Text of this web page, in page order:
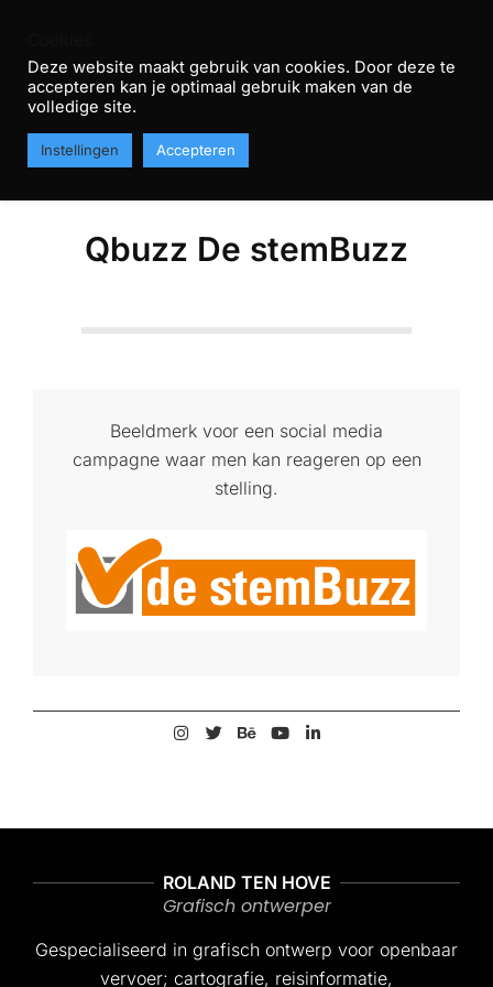
content
R
T
H
Navigation
MENU
Qbuzz De stemBuzz
Beeldmerk voor een social media
campagne waar men kan reageren op een
stelling.
ROLAND TEN HOVE
Grafisch ontwerper
Gespecialiseerd in grafisch ontwerp voor openbaar
vervoer; cartografie, reisinformatie,
Deze website maakt gebruik van cookies. Door deze te
accepteren kan je optimaal gebruik maken van de
volledige site.
Instellingen Accepteren